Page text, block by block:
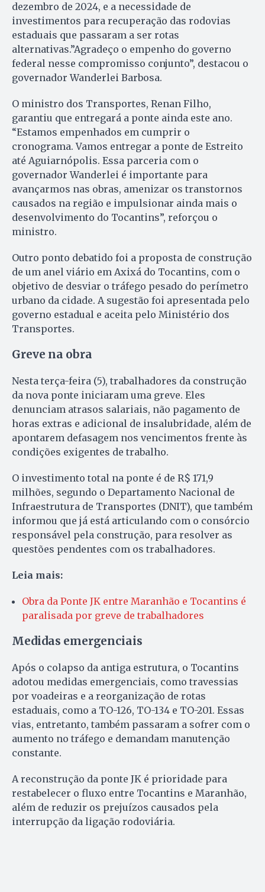
dezembro de 2024, e a necessidade de
investimentos para recuperação das rodovias
estaduais que passaram a ser rotas
alternativas.”Agradeço o empenho do governo
federal nesse compromisso conjunto”, destacou o
governador Wanderlei Barbosa.
O ministro dos Transportes, Renan Filho,
garantiu que entregará a ponte ainda este ano.
“Estamos empenhados em cumprir o
cronograma. Vamos entregar a ponte de Estreito
até Aguiarnópolis. Essa parceria com o
governador Wanderlei é importante para
avançarmos nas obras, amenizar os transtornos
causados na região e impulsionar ainda mais o
desenvolvimento do Tocantins”, reforçou o
ministro.
Outro ponto debatido foi a proposta de construção
de um anel viário em Axixá do Tocantins, com o
objetivo de desviar o tráfego pesado do perímetro
urbano da cidade. A sugestão foi apresentada pelo
governo estadual e aceita pelo Ministério dos
Transportes.
Greve na obra
Nesta terça-feira (5), trabalhadores da construção
da nova ponte iniciaram uma greve. Eles
denunciam atrasos salariais, não pagamento de
horas extras e adicional de insalubridade, além de
apontarem defasagem nos vencimentos frente às
condições exigentes de trabalho.
O investimento total na ponte é de R$ 171,9
milhões, segundo o Departamento Nacional de
Infraestrutura de Transportes (DNIT), que também
informou que já está articulando com o consórcio
responsável pela construção, para resolver as
questões pendentes com os trabalhadores.
Leia mais:
Obra da Ponte JK entre Maranhão e Tocantins é
paralisada por greve de trabalhadores
Medidas emergenciais
Após o colapso da antiga estrutura, o Tocantins
adotou medidas emergenciais, como travessias
por voadeiras e a reorganização de rotas
estaduais, como a TO-126, TO-134 e TO-201. Essas
vias, entretanto, também passaram a sofrer com o
aumento no tráfego e demandam manutenção
constante.
A reconstrução da ponte JK é prioridade para
restabelecer o fluxo entre Tocantins e Maranhão,
além de reduzir os prejuízos causados pela
interrupção da ligação rodoviária.